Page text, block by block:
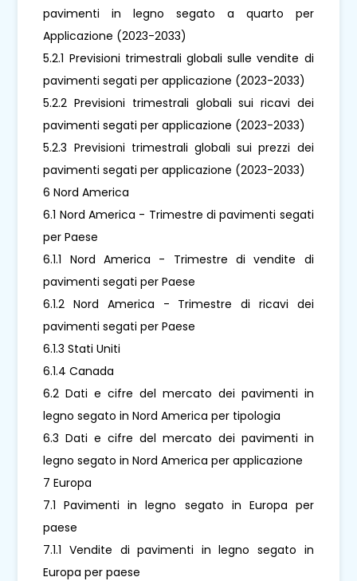
pavimenti in legno segato a quarto per
Applicazione (2023-2033)
5.2.1 Previsioni trimestrali globali sulle vendite di
pavimenti segati per applicazione (2023-2033)
5.2.2 Previsioni trimestrali globali sui ricavi dei
pavimenti segati per applicazione (2023-2033)
5.2.3 Previsioni trimestrali globali sui prezzi dei
pavimenti segati per applicazione (2023-2033)
6 Nord America
6.1 Nord America - Trimestre di pavimenti segati
per Paese
6.1.1 Nord America - Trimestre di vendite di
pavimenti segati per Paese
6.1.2 Nord America - Trimestre di ricavi dei
pavimenti segati per Paese
6.1.3 Stati Uniti
6.1.4 Canada
6.2 Dati e cifre del mercato dei pavimenti in
legno segato in Nord America per tipologia
6.3 Dati e cifre del mercato dei pavimenti in
legno segato in Nord America per applicazione
7 Europa
7.1 Pavimenti in legno segato in Europa per
paese
7.1.1 Vendite di pavimenti in legno segato in
Europa per paese